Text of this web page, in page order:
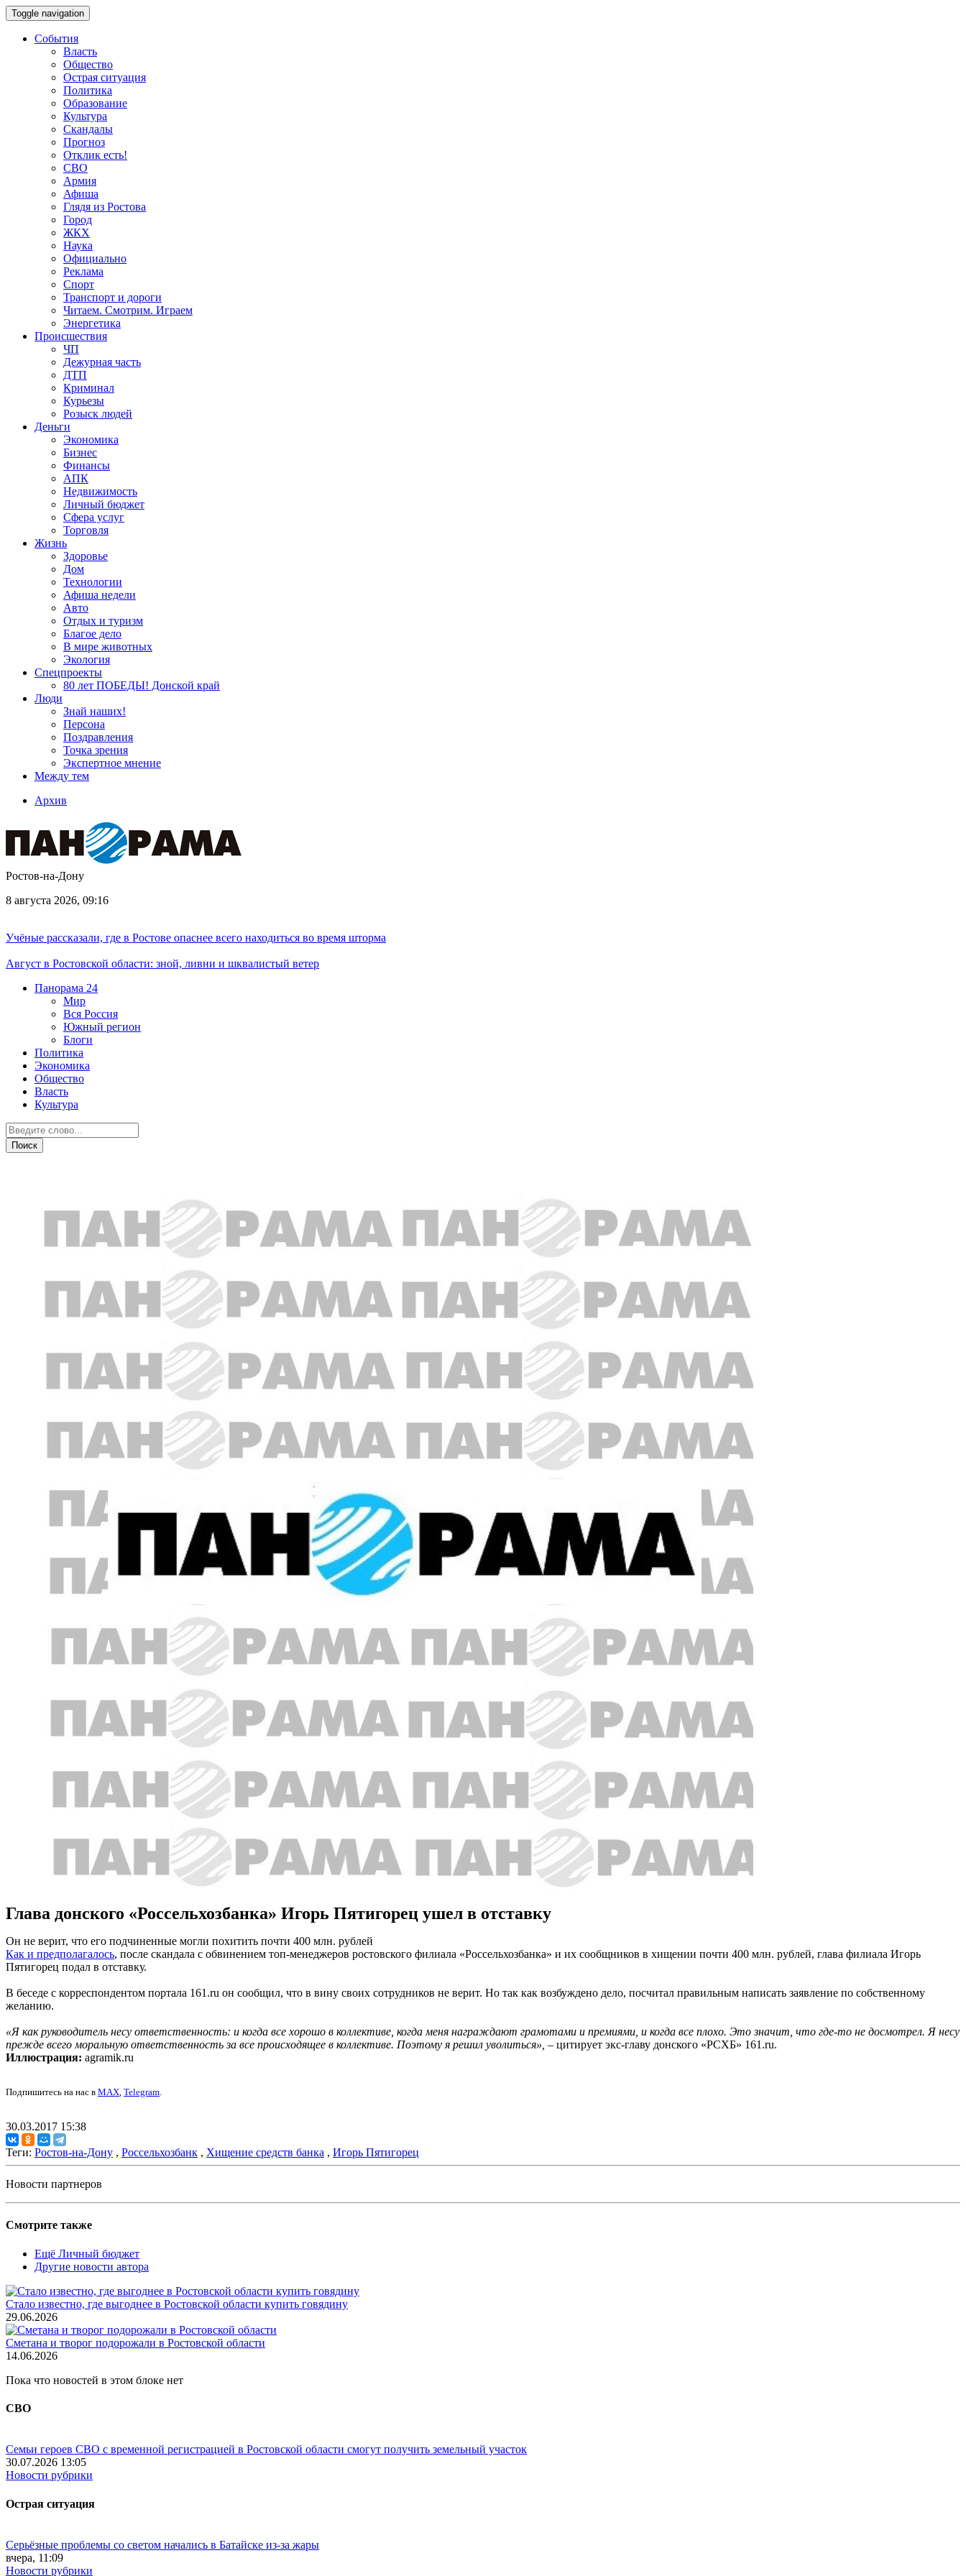
Toggle navigation
События
Власть
Общество
Острая ситуация
Политика
Образование
Культура
Скандалы
Прогноз
Отклик есть!
СВО
Армия
Афиша
Глядя из Ростова
Город
ЖКХ
Наука
Официально
Реклама
Спорт
Транспорт и дороги
Читаем. Смотрим. Играем
Энергетика
Происшествия
ЧП
Дежурная часть
ДТП
Криминал
Курьезы
Розыск людей
Деньги
Экономика
Бизнес
Финансы
АПК
Недвижимость
Личный бюджет
Сфера услуг
Торговля
Жизнь
Здоровье
Дом
Технологии
Афиша недели
Авто
Отдых и туризм
Благое дело
В мире животных
Экология
Спецпроекты
80 лет ПОБЕДЫ! Донской край
Люди
Знай наших!
Персона
Поздравления
Точка зрения
Экспертное мнение
Между тем
Архив
Ростов-на-Дону
8 августа 2026, 09:16
Учёные рассказали, где в Ростове опаснее всего находиться во время шторма
Август в Ростовской области: зной, ливни и шквалистый ветер
Панорама 24
Мир
Вся Россия
Южный регион
Блоги
Политика
Экономика
Общество
Власть
Культура
Глава донского «Россельхозбанка» Игорь Пятигорец ушел в отставку
Он не верит, что его подчиненные могли похитить почти 400 млн. рублей
Как и предполагалось, после скандала с обвинением топ-менеджеров ростовского филиала «Россельхозбанка» и их сообщников в хищении почти 400 млн. рублей, глава филиала Игорь
Пятигорец подал в отставку.
В беседе с корреспондентом портала 161.ru он сообщил, что в вину своих сотрудников не верит. Но так как возбуждено дело, посчитал правильным написать заявление по собственному
желанию.
«Я как руководитель несу ответственность: и когда все хорошо в коллективе, когда меня награждают грамотами и премиями, и когда все плохо. Это значит, что где-то не досмотрел. Я несу
прежде всего моральную ответственность за все происходящее в коллективе. Поэтому я решил уволиться», – цитирует экс-главу донского «РСХБ» 161.ru.
Иллюстрация: agramik.ru
Подпишитесь на нас в MAX, Telegram.
30.03.2017 15:38
Теги: Ростов-на-Дону , Россельхозбанк , Хищение средств банка , Игорь Пятигорец
Новости партнеров
Смотрите также
Ещё Личный бюджет
Другие новости автора
Стало известно, где выгоднее в Ростовской области купить говядину
29.06.2026
Сметана и творог подорожали в Ростовской области
14.06.2026
Пока что новостей в этом блоке нет
СВО
Семьи героев СВО с временной регистрацией в Ростовской области смогут получить земельный участок
30.07.2026 13:05
Новости рубрики
Острая ситуация
Серьёзные проблемы со светом начались в Батайске из-за жары
вчера, 11:09
Новости рубрики